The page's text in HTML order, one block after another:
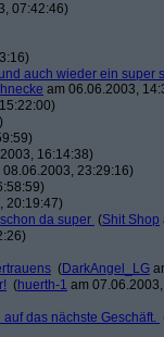
07:42:46)
auch wieder ein super
am 06.06.2003,
16:14:38)
08.06.2003, 23:29:16)
20:19:47)
da super (Shit Shop
(DarkAngel_LG
(huerth-1 am
das nächste Geschäft.